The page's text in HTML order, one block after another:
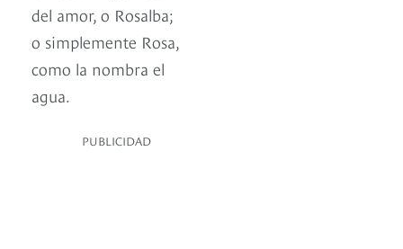
del amor, o Rosalba;
o simplemente Rosa,
como la nombra el
agua.
PUBLICIDAD